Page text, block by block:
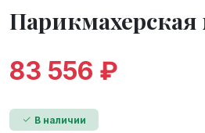
83 556 ₽
В наличии